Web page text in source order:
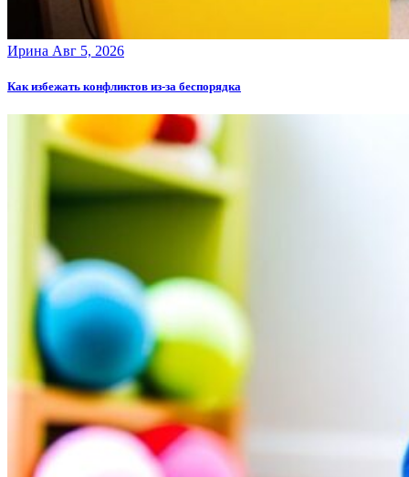
Ирина Авг 5, 2026
Как избежать конфликтов из-за беспорядка